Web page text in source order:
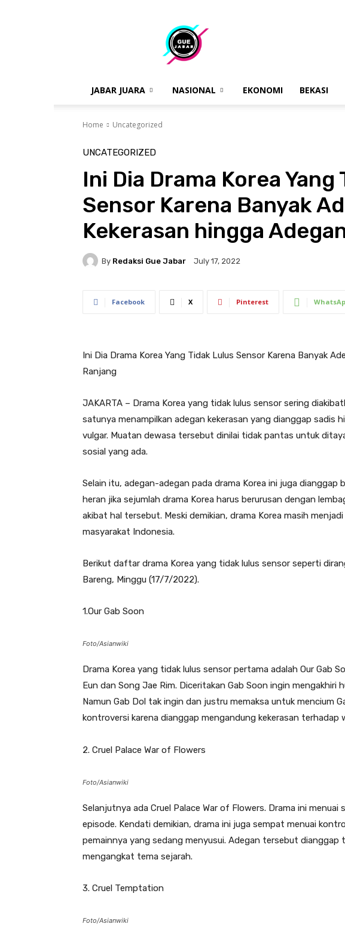
gue
jabar
JABAR JUARA NASIONAL EKONOMI BEKASI
Home Uncategorized
UNCATEGORIZED
Ini Dia Drama Korea Yang
Sensor Karena Banyak
Kekerasan hingga
By Redaksi Gue Jabar July 17, 2022
Facebook X Pinterest
Ini Dia Drama Korea Yang Tidak Lulus Sensor Karena Banyak
Ranjang
JAKARTA – Drama Korea yang tidak lulus sensor sering
satunya menampilkan adegan kekerasan yang dianggap sadis
vulgar. Muatan dewasa tersebut dinilai tidak pantas untuk
sosial yang ada.
Selain itu, adegan-adegan pada drama Korea ini juga dianggap
heran jika sejumlah drama Korea harus berurusan dengan
akibat hal tersebut. Meski demikian, drama Korea masih
masyarakat Indonesia.
Berikut daftar drama Korea yang tidak lulus sensor seperti
Bareng, Minggu (17/7/2022).
1.Our Gab Soon
Foto/Asianwiki
Drama Korea yang tidak lulus sensor pertama adalah Our Gab
Eun dan Song Jae Rim. Diceritakan Gab Soon ingin mengakhiri
Namun Gab Dol tak ingin dan justru memaksa untuk mencium
kontroversi karena dianggap mengandung kekerasan terhadap
2. Cruel Palace War of Flowers
Foto/Asianwiki
Selanjutnya ada Cruel Palace War of Flowers. Drama ini
episode. Kendati demikian, drama ini juga sempat menuai
pemainnya yang sedang menyusui. Adegan tersebut dianggap
mengangkat tema sejarah.
3. Cruel Temptation
Foto/Asianwiki